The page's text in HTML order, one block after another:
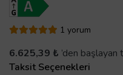
1 yorum
6.625,39 ₺ ’den
Taksit Seçenekleri